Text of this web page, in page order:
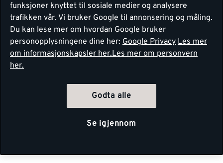
funksjoner knyttet til sosiale medier og analysere
trafikken vår. Vi bruker Google til annonsering og måling.
Du kan lese mer om hvordan Google bruker
personopplysningene dine her: Google Privacy Les mer
om informasjonskapsler her.Les mer om personvern
her.
Godta alle
Se igjennom